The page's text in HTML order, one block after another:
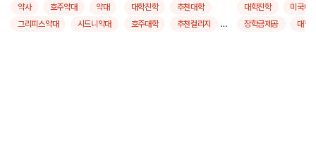
약사 호주약대
약대
그리피스약대
시드니약대
대학진학
추천대학
호주대학
추천컬리지
대학진학
미국대
장학금제공
대학